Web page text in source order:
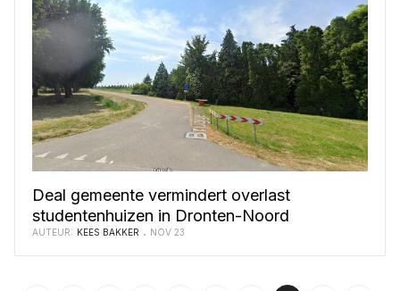
Deal gemeente vermindert overlast
studentenhuizen in Dronten-Noord
AUTEUR: KEES BAKKER NOV 23